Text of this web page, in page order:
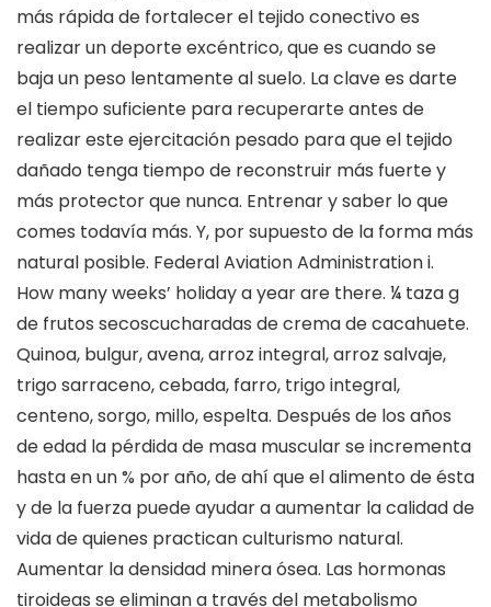
más rápida de fortalecer el tejido conectivo es
realizar un deporte excéntrico, que es cuando se
baja un peso lentamente al suelo. La clave es darte
el tiempo suficiente para recuperarte antes de
realizar este ejercitación pesado para que el tejido
dañado tenga tiempo de reconstruir más fuerte y
más protector que nunca. Entrenar y saber lo que
comes todavía más. Y, por supuesto de la forma más
natural posible. Federal Aviation Administration i.
How many weeks’ holiday a year are there. ¼ taza g
de frutos secoscucharadas de crema de cacahuete.
Quinoa, bulgur, avena, arroz integral, arroz salvaje,
trigo sarraceno, cebada, farro, trigo integral,
centeno, sorgo, millo, espelta. Después de los años
de edad la pérdida de masa muscular se incrementa
hasta en un % por año, de ahí que el alimento de ésta
y de la fuerza puede ayudar a aumentar la calidad de
vida de quienes practican culturismo natural.
Aumentar la densidad minera ósea. Las hormonas
tiroideas se eliminan a través del metabolismo